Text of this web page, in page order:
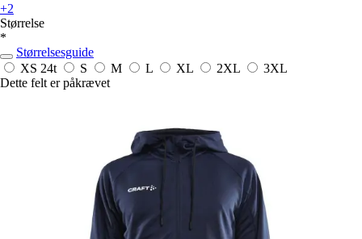
+2
Størrelse
*
Størrelsesguide
XS 24t S M L XL 2XL
3XL
Dette felt er påkrævet